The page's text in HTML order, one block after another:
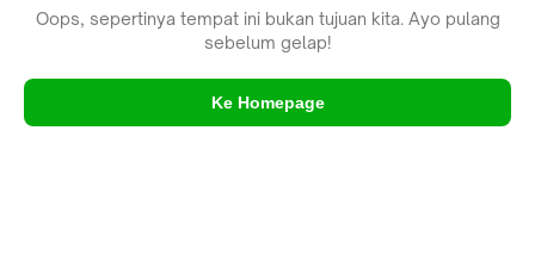
Oops, sepertinya tempat ini bukan tujuan kita. Ayo pulang
sebelum gelap!
Ke Homepage